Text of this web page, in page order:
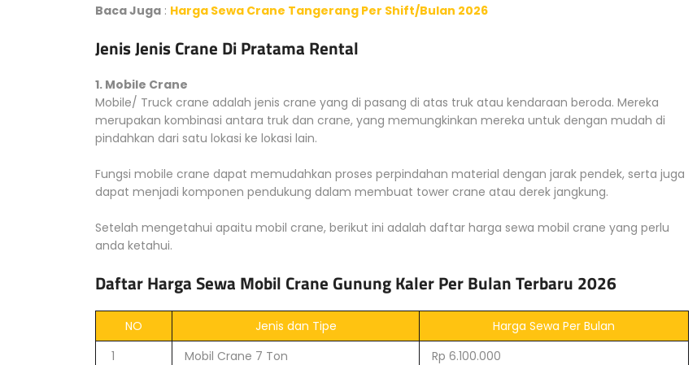
Baca Juga : Harga Sewa Crane Tangerang Per Shift/Bulan 2026
Jenis Jenis Crane Di Pratama Rental
1. Mobile Crane
Mobile/ Truck crane adalah jenis crane yang di pasang di atas truk atau kendaraan beroda. Mereka
merupakan kombinasi antara truk dan crane, yang memungkinkan mereka untuk dengan mudah di
pindahkan dari satu lokasi ke lokasi lain.
Fungsi mobile crane dapat memudahkan proses perpindahan material dengan jarak pendek, serta juga
dapat menjadi komponen pendukung dalam membuat tower crane atau derek jangkung.
Setelah mengetahui apaitu mobil crane, berikut ini adalah daftar harga sewa mobil crane yang perlu
anda ketahui.
Daftar Harga Sewa Mobil Crane Gunung Kaler Per Bulan Terbaru 2026
NO Jenis dan Tipe
Harga Sewa Per Bulan
1
Mobil Crane 7 Ton
Rp 6.100.000